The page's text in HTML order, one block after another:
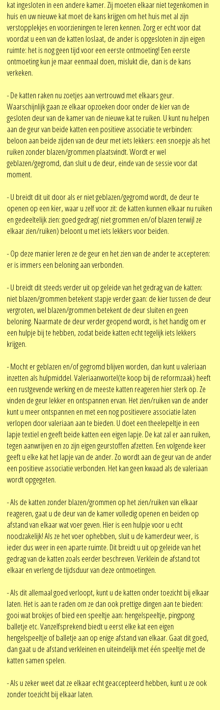
kat ingesloten in een andere kamer. Zij moeten elkaar niet tegenkomen in
huis en uw nieuwe kat moet de kans krijgen om het huis met al zijn
verstopplekjes en voorzieningen te leren kennen. Zorg er echt voor dat
voordat u een van de katten loslaat, de ander is opgesloten in zijn eigen
ruimte: het is nog geen tijd voor een eerste ontmoeting! Een eerste
ontmoeting kun je maar eenmaal doen, mislukt die, dan is de kans
verkeken.
- De katten raken nu zoetjes aan vertrouwd met elkaars geur.
Waarschijnlijk gaan ze elkaar opzoeken door onder de kier van de
gesloten deur van de kamer van de nieuwe kat te ruiken. U kunt nu helpen
aan de geur van beide katten een positieve associatie te verbinden:
beloon aan beide zijden van de deur met iets lekkers: een snoepje als het
ruiken zonder blazen/grommen plaatsvindt. Wordt er wel
geblazen/gegromd, dan sluit u de deur, einde van de sessie voor dat
moment.
- U breidt dit uit door als er niet geblazen/gegromd wordt, de deur te
openen op een kier, waar u zelf voor zit: de katten kunnen elkaar nu ruiken
en gedeeltelijk zien: goed gedrag( niet grommen en/of blazen terwijl ze
elkaar zien/ruiken) beloont u met iets lekkers voor beiden.
- Op deze manier leren ze de geur en het zien van de ander te accepteren:
er is immers een beloning aan verbonden.
- U breidt dit steeds verder uit op geleide van het gedrag van de katten:
niet blazen/grommen betekent stapje verder gaan: de kier tussen de deur
vergroten, wel blazen/grommen betekent de deur sluiten en geen
beloning. Naarmate de deur verder geopend wordt, is het handig om er
een hulpje bij te hebben, zodat beide katten echt tegelijk iets lekkers
krijgen.
- Mocht er geblazen en/of gegromd blijven worden, dan kunt u valeriaan
inzetten als hulpmiddel. Valeriaanwortel(te koop bij de reformzaak) heeft
een rustgevende werking en de meeste katten reageren hier sterk op. Ze
vinden de geur lekker en ontspannen ervan. Het zien/ruiken van de ander
kunt u meer ontspannen en met een nog positievere associatie laten
verlopen door valeriaan aan te bieden. U doet een theelepeltje in een
lapje textiel en geeft beide katten een eigen lapje. De kat zal er aan ruiken,
tegen aanwrijven en zo zijn eigen geurstoffen afzetten. Een volgende keer
geeft u elke kat het lapje van de ander. Zo wordt aan de geur van de ander
een positieve associatie verbonden. Het kan geen kwaad als de valeriaan
wordt opgegeten.
- Als de katten zonder blazen/grommen op het zien/ruiken van elkaar
reageren, gaat u de deur van de kamer volledig openen en beiden op
afstand van elkaar wat voer geven. Hier is een hulpje voor u echt
noodzakelijk! Als ze het voer ophebben, sluit u de kamerdeur weer, is
ieder dus weer in een aparte ruimte. Dit breidt u uit op geleide van het
gedrag van de katten zoals eerder beschreven. Verklein de afstand tot
elkaar en verleng de tijdsduur van deze ontmoetingen.
- Als dit allemaal goed verloopt, kunt u de katten onder toezicht bij elkaar
laten. Het is aan te raden om ze dan ook prettige dingen aan te bieden:
gooi wat brokjes of bied een speeltje aan: hengelspeeltje, pingpong
balletje etc. Vanzelfsprekend biedt u eerst elke kat een eigen
hengelspeeltje of balletje aan op enige afstand van elkaar. Gaat dit goed,
dan gaat u de afstand verkleinen en uiteindelijk met één speeltje met de
katten samen spelen.
- Als u zeker weet dat ze elkaar echt geaccepteerd hebben, kunt u ze ook
zonder toezicht bij elkaar laten.